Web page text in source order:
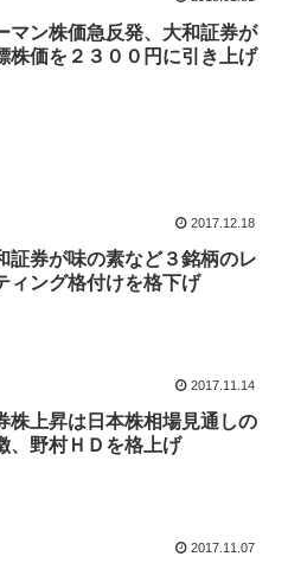
マン株価急反発、大和証券が
株価を２３００円に引き上げ
2017.12.18
証券が味の素など３銘柄のレ
ィング格付けを格下げ
2017.11.14
株上昇は日本株相場見通しの
、野村ＨＤを格上げ
2017.11.07